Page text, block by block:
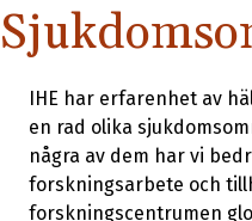
IHE har erfarenhet av
en rad olika
några av dem har vi
forskningsarbete och
forskningscentrumen